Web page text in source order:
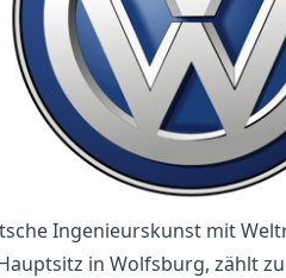
Ingenieurskunst mit
in Wolfsburg, zählt